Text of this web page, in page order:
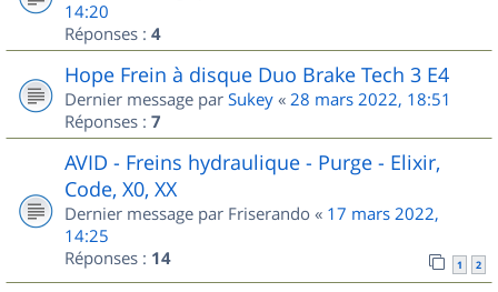
14:20
Réponses : 4
Hope Frein à disque Duo Brake Tech 3 E4
Dernier message par Sukey « 28 mars 2022, 18:51
Réponses : 7
AVID - Freins hydraulique - Purge - Elixir,
Code, X0, XX
Dernier message par Friserando « 17 mars 2022,
14:25
Réponses : 14 1 2